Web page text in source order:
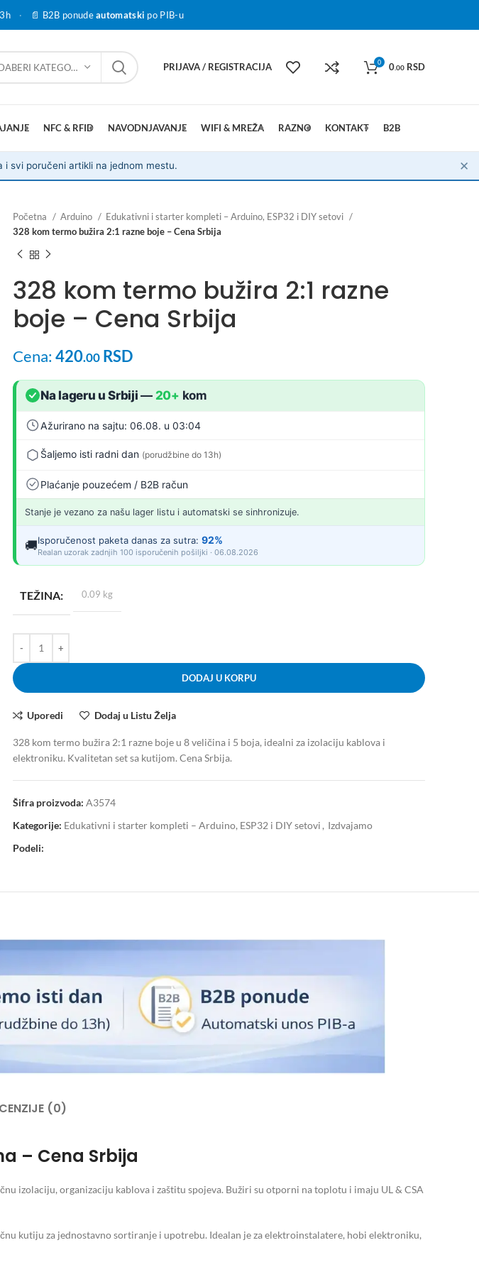
· 📄 B2B ponudeautomatski po PIB-u
ODABERI KATEGORIJU PRIJAVA / REGISTRACIJA 0 0.00 RSD
NFC & RFID NAVODNJAVANJE WIFI & MREŽA RAZNO KONTAKT B2B
svi poručeni artikli na jednom mestu. ✕
Početna Arduino
Edukativni i starter kompleti – Arduino, ESP32 i DIY setovi
328 kom termo bužira 2:1 razne boje – Cena Srbija
328 kom termo bužira 2:1 razne
boje – Cena Srbija
Cena: 420.00 RSD
Na lageru u Srbiji — 20+ kom
Ažurirano na sajtu: 06.08. u 03:04
Šaljemo isti radni dan (porudžbine do 13h)
Plaćanje pouzećem / B2B račun
Stanje je vezano za našu lager listu i automatski se sinhronizuje.
🚚Isporučenost paketa danas za sutra: 92%
Realan uzorak zadnjih 100 isporučenih pošiljki · 06.08.2026
TEŽINA 0.09 kg
DODAJ U KORPU
Uporedi Dodaj u Listu Želja
328 kom termo bužira 2:1 razne boje u 8 veličina i 5 boja, idealni za izolaciju kablova i
elektroniku. Kvalitetan set sa kutijom. Cena Srbija.
Šifra proizvoda: A3574
Kategorije: Edukativni i starter kompleti – Arduino, ESP32 i DIY setovi , Izdvajamo
Podeli:
(0)
– Cena Srbija
izolaciju, organizaciju kablova i zaštitu spojeva. Bužiri su otporni na toplotu i imaju UL & CSA
kutiju za jednostavno sortiranje i upotrebu. Idealan je za elektroinstalatere, hobi elektroniku,